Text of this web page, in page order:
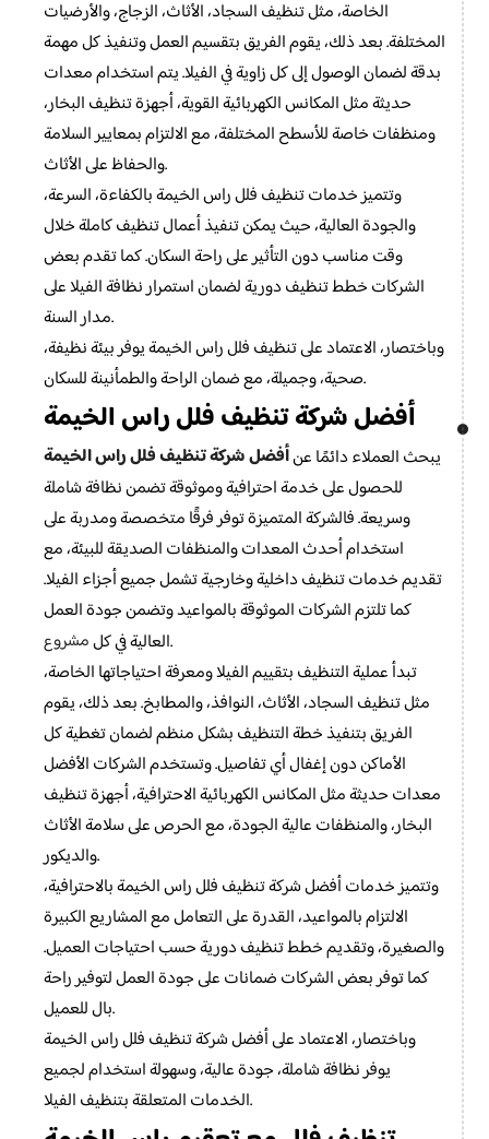
الخاصة، مثل تنظيف السجاد، الأثاث، الزجاج، والأرضيات
المختلفة. بعد ذلك، يقوم الفريق بتقسيم العمل وتنفيذ كل مهمة
بدقة لضمان الوصول إلى كل زاوية في الفيلا. يتم استخدام معدات
حديثة مثل المكانس الكهربائية القوية، أجهزة تنظيف البخار،
ومنظفات خاصة للأسطح المختلفة، مع الالتزام بمعايير السلامة
والحفاظ على الأثاث.
وتتميز خدمات تنظيف فلل راس الخيمة بالكفاءة، السرعة،
والجودة العالية، حيث يمكن تنفيذ أعمال تنظيف كاملة خلال
وقت مناسب دون التأثير على راحة السكان. كما تقدم بعض
الشركات خطط تنظيف دورية لضمان استمرار نظافة الفيلا على
مدار السنة.
وباختصار، الاعتماد على تنظيف فلل راس الخيمة يوفر بيئة نظيفة،
صحية، وجميلة، مع ضمان الراحة والطمأنينة للسكان.
أفضل شركة تنظيف فلل راس الخيمة
يبحث العملاء دائمًا عنأفضل شركة تنظيف فلل راس الخيمة
للحصول على خدمة احترافية وموثوقة تضمن نظافة شاملة
وسريعة. فالشركة المتميزة توفر فرقًا متخصصة ومدربة على
استخدام أحدث المعدات والمنظفات الصديقة للبيئة، مع
تقديم خدمات تنظيف داخلية وخارجية تشمل جميع أجزاء الفيلا.
كما تلتزم الشركات الموثوقة بالمواعيد وتضمن جودة العمل
العالية في كلمشروع
.
تبدأ عملية التنظيف بتقييم الفيلا ومعرفة احتياجاتها الخاصة،
مثل تنظيف السجاد، الأثاث، النوافذ، والمطابخ. بعد ذلك، يقوم
الفريق بتنفيذ خطة التنظيف بشكل منظم لضمان تغطية كل
الأماكن دون إغفال أي تفاصيل. وتستخدم الشركات الأفضل
معدات حديثة مثل المكانس الكهربائية الاحترافية، أجهزة تنظيف
البخار، والمنظفات عالية الجودة، مع الحرص على سلامة الأثاث
والديكور.
وتتميز خدمات أفضل شركة تنظيف فلل راس الخيمة بالاحترافية،
الالتزام بالمواعيد، القدرة على التعامل مع المشاريع الكبيرة
والصغيرة، وتقديم خطط تنظيف دورية حسب احتياجات العميل.
كما توفر بعض الشركات ضمانات على جودة العمل لتوفير راحة
بال للعميل.
وباختصار، الاعتماد على أفضل شركة تنظيف فلل راس الخيمة
يوفر نظافة شاملة، جودة عالية، وسهولة استخدام لجميع
الخدمات المتعلقة بتنظيف الفيلا.